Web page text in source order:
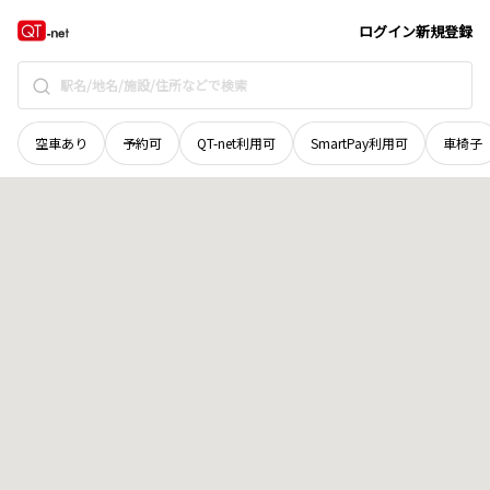
ログイン新規登録
空車あり 予約可 QT-net利用可 SmartPay利用可 車椅子
和歌山県